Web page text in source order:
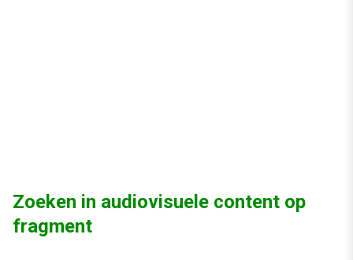
Zoeken in audiovisuele content op
fragment